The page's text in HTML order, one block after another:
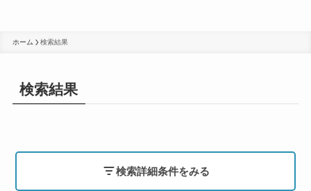
ホーム 検索結果
検索結果
検索詳細条件をみる